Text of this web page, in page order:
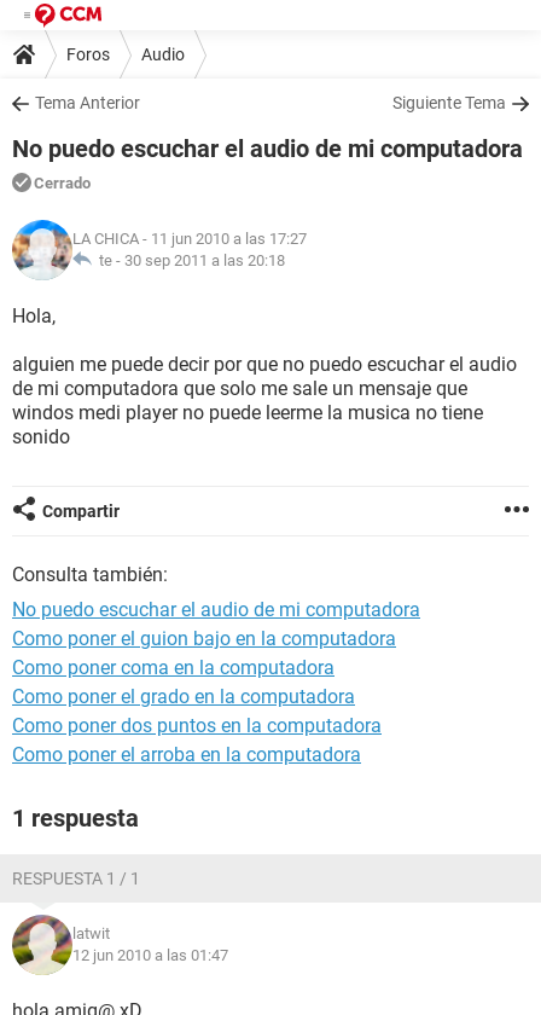
Foros Audio
Tema Anterior Siguiente Tema
No puedo escuchar el audio de mi computadora
Cerrado
LA CHICA - 11 jun 2010 a las 17:27
te - 30 sep 2011 a las 20:18
Hola,
alguien me puede decir por que no puedo escuchar el audio
de mi computadora que solo me sale un mensaje que
windos medi player no puede leerme la musica no tiene
sonido
Compartir
Consulta también:
No puedo escuchar el audio de mi computadora
Como poner el guion bajo en la computadora
Como poner coma en la computadora
Como poner el grado en la computadora
Como poner dos puntos en la computadora
Como poner el arroba en la computadora
1 respuesta
RESPUESTA 1 / 1
latwit
12 jun 2010 a las 01:47